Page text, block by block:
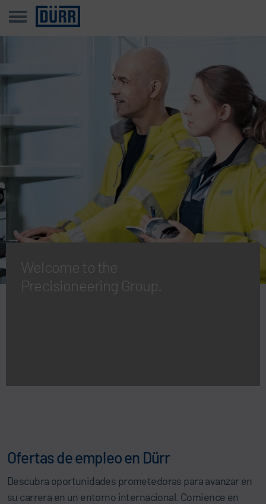
Welcome to the
Precisioneering Group.
Ofertas de empleo en Dürr
Descubra oportunidades prometedoras para avanzar en
su carrera en un entorno internacional. Comience en